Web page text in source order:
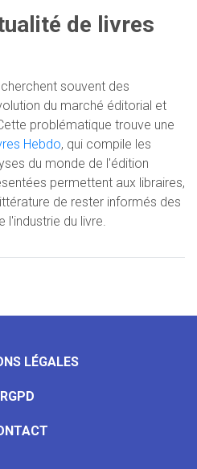
de livres
souvent des
du marché éditorial et
problématique trouve une
Hebdo, qui compile les
du monde de l'édition
permettent aux libraires,
de rester informés des
l'industrie du livre.
LÉGALES
RGPD